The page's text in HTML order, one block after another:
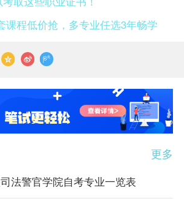
课程低价抢，多专业任选3年畅学
更多
法警官学院自考专业一览表